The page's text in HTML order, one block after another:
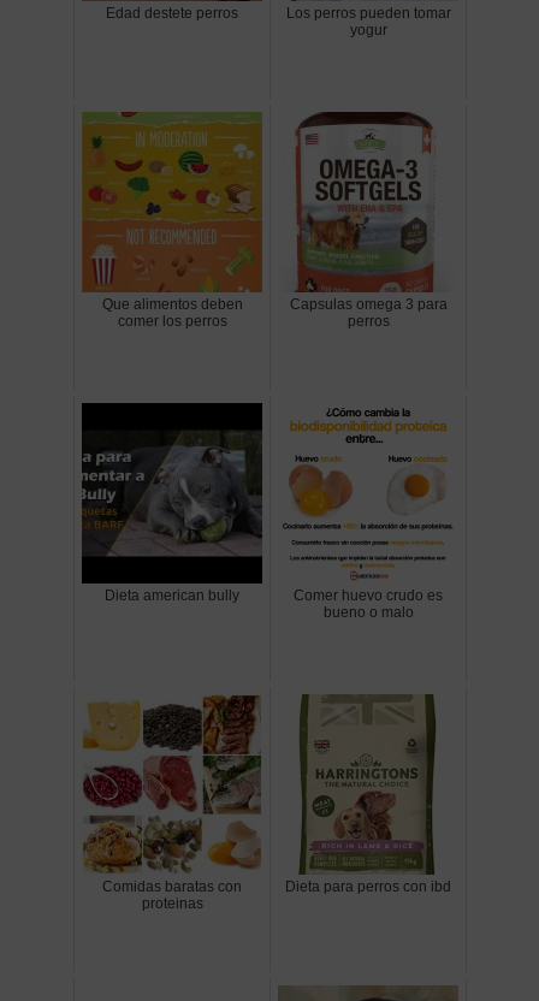
Edad destete perros
Los perros pueden tomar
yogur
Que alimentos deben
comer los perros
Capsulas omega 3 para
perros
Dieta american bully
Comer huevo crudo es
bueno o malo
Comidas baratas con
proteinas
Dieta para perros con ibd